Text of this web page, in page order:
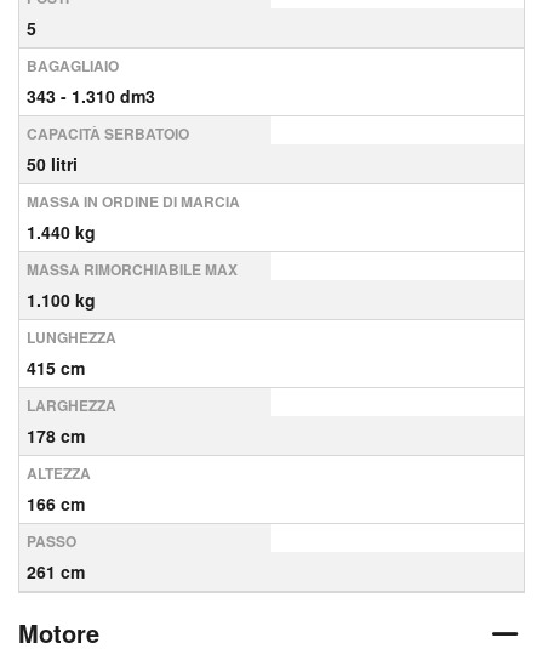
5
BAGAGLIAIO
343 - 1.310 dm3
CAPACITÀ SERBATOIO
50 litri
MASSA IN ORDINE DI MARCIA
1.440 kg
MASSA RIMORCHIABILE MAX
1.100 kg
LUNGHEZZA
415 cm
LARGHEZZA
178 cm
ALTEZZA
166 cm
PASSO
261 cm
Motore